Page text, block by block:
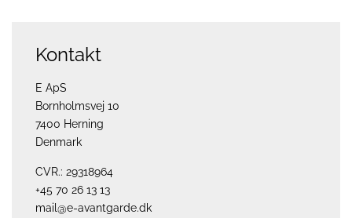
Kontakt
E ApS
Bornholmsvej 10
7400 Herning
Denmark
CVR.: 29318964
+45 70 26 13 13
mail@e-avantgarde.dk